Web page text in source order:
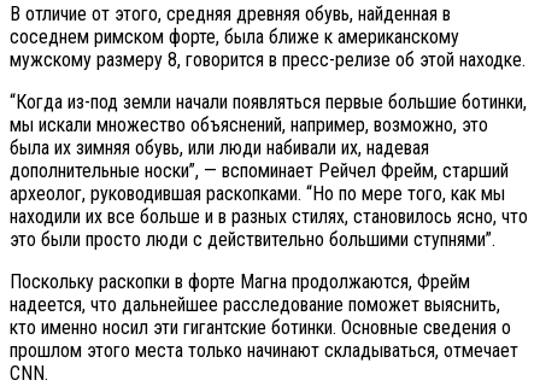
В отличие от этого, средняя древняя обувь, найденная в
соседнем римском форте, была ближе к американскому
мужскому размеру 8, говорится в пресс-релизе об этой находке.
“Когда из-под земли начали появляться первые большие ботинки,
мы искали множество объяснений, например, возможно, это
была их зимняя обувь, или люди набивали их, надевая
дополнительные носки”, — вспоминает Рейчел Фрейм, старший
археолог, руководившая раскопками. “Но по мере того, как мы
находили их все больше и в разных стилях, становилось ясно, что
это были просто люди с действительно большими ступнями”.
Поскольку раскопки в форте Магна продолжаются, Фрейм
надеется, что дальнейшее расследование поможет выяснить,
кто именно носил эти гигантские ботинки. Основные сведения о
прошлом этого места только начинают складываться, отмечает
CNN.